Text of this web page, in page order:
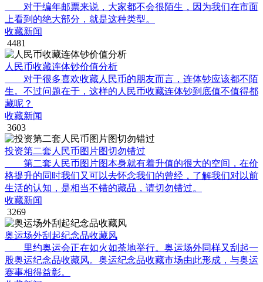
对于编年邮票来说，大家都不会很陌生，因为我们在市面
上看到的绝大部分，就是这种类型。
收藏新闻
4481
人民币收藏连体钞价值分析
对于很多喜欢收藏人民币的朋友而言，连体钞应该都不陌
生。不过问题在于，这样的人民币收藏连体钞到底值不值得都
藏呢？
收藏新闻
3603
投资第二套人民币图片图切勿错过
第二套人民币图片图本身就有着升值的很大的空间，在价
格提升的同时我们又可以去怀念我们的曾经，了解我们对以前
生活的认知，是相当不错的藏品，请切勿错过。
收藏新闻
3269
奥运场外刮起纪念品收藏风
里约奥运会正在如火如荼地举行。奥运场外同样又刮起一
股奥运纪念品收藏风。奥运纪念品收藏市场由此形成，与奥运
赛事相得益彰。